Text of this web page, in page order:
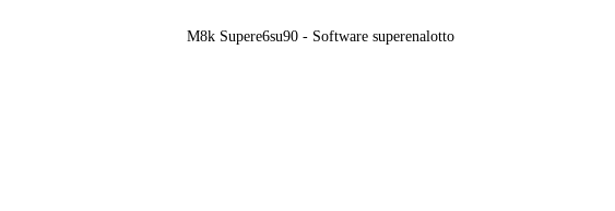
M8k Supere6su90 - Software superenalotto